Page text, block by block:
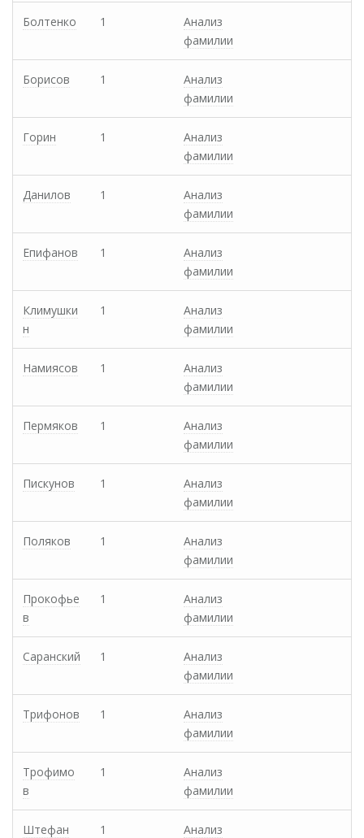
Болтенко 1
Анализ
фамилии
Борисов 1
Анализ
фамилии
Горин 1
Анализ
фамилии
Данилов 1
Анализ
фамилии
Епифанов 1
Анализ
фамилии
Климушки
н
1
Анализ
фамилии
Намиясов 1
Анализ
фамилии
Пермяков 1
Анализ
фамилии
Пискунов 1
Анализ
фамилии
Поляков 1
Анализ
фамилии
Прокофье
в
1
Анализ
фамилии
Саранский 1
Анализ
фамилии
Трифонов 1
Анализ
фамилии
Трофимо
в
1
Анализ
фамилии
Штефан 1
Анализ